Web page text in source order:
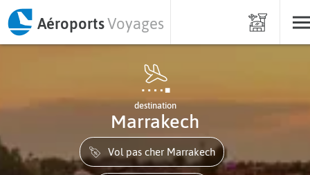
AéroportsVoyages
destination
Marrakech
Vol pas cher Marrakech